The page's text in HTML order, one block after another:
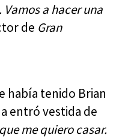
a hacer una
de Gran
había tenido Brian
entró vestida de
me quiero casar.